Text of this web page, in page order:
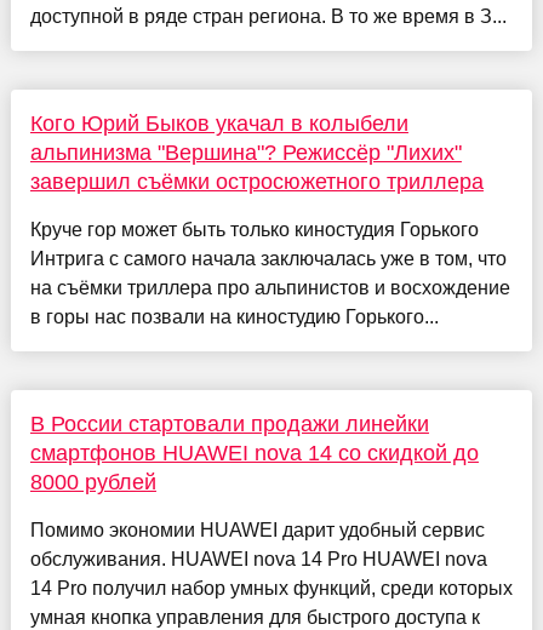
доступной в ряде стран региона. В то же время в З...
Кого Юрий Быков укачал в колыбели
альпинизма "Вершина"? Режиссёр "Лихих"
завершил съёмки остросюжетного триллера
Круче гор может быть только киностудия Горького
Интрига с самого начала заключалась уже в том, что
на съёмки триллера про альпинистов и восхождение
в горы нас позвали на киностудию Горького...
В России стартовали продажи линейки
смартфонов HUAWEI nova 14 со скидкой до
8000 рублей
Помимо экономии HUAWEI дарит удобный сервис
обслуживания. HUAWEI nova 14 Pro HUAWEI nova
14 Pro получил набор умных функций, среди которых
умная кнопка управления для быстрого доступа к